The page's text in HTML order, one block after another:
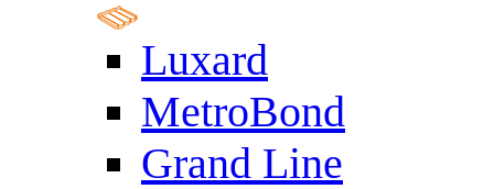
Luxard
MetroBond
Grand Line